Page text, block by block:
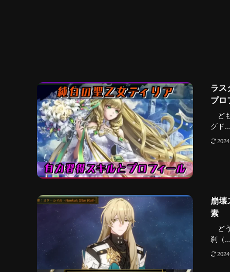
ラス
プロ
ど
グド
崩壊
素
ど
刹（